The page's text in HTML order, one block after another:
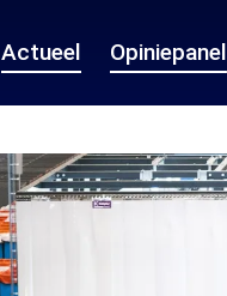
Actueel Opiniepanel